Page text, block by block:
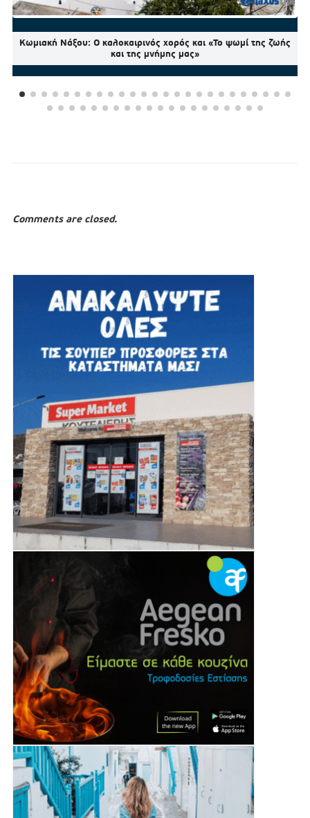
Κωμιακή Νάξου: Ο καλοκαιρινός χορός και «Το ψωμί της ζωής
και της μνήμης μας»
Comments are closed.